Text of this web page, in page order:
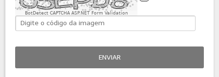
BotDetect CAPTCHA ASP.NET Form Validation
ENVIAR